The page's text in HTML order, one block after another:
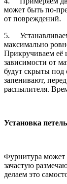
может быть по-
от повреждений.
5.
максимально
Прикручиваем её
зависимости от
будут скрыты
запенивают,
распылителя.
Установка
Фурнитура может
зачастую
делаем это